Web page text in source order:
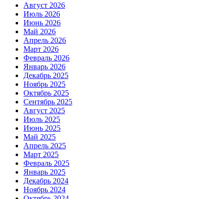
Август 2026
Июль 2026
Июнь 2026
Май 2026
Апрель 2026
Март 2026
Февраль 2026
Январь 2026
Декабрь 2025
Ноябрь 2025
Октябрь 2025
Сентябрь 2025
Август 2025
Июль 2025
Июнь 2025
Май 2025
Апрель 2025
Март 2025
Февраль 2025
Январь 2025
Декабрь 2024
Ноябрь 2024